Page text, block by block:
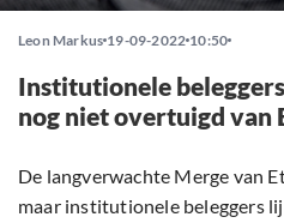
Leon Markus 19-09-2022 10:50
Institutionele
nog niet overtuigd van
De langverwachte Merge van
maar institutionele beleggers